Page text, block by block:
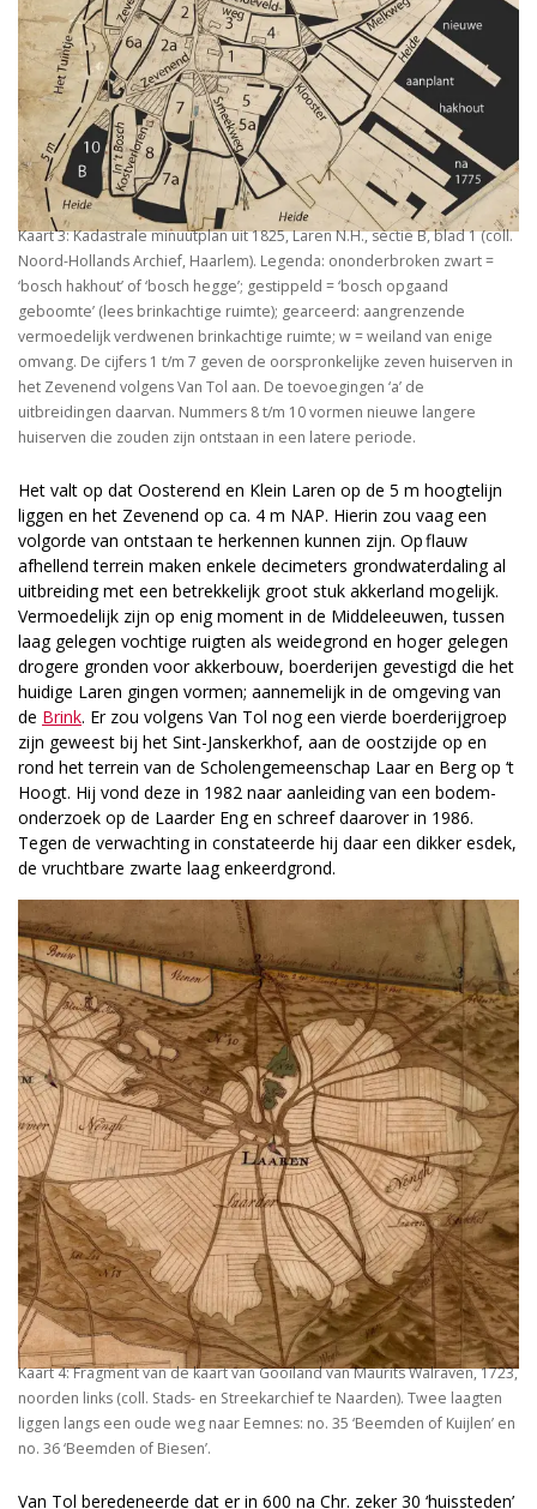
Kaart 3: Kadastrale minuutplan uit 1825, Laren N.H., sectie B, blad 1 (coll.
Noord-Hollands Archief, Haarlem). Legenda: ononderbroken zwart =
‘bosch hakhout’ of ‘bosch hegge’; gestippeld = ‘bosch opgaand
geboomte’ (lees brinkachtige ruimte); gearceerd: aangrenzende
vermoedelijk verdwenen brinkachtige ruimte; w = weiland van enige
omvang. De cijfers 1 t/m 7 geven de oorspronkelijke zeven huiserven in
het Zevenend volgens Van Tol aan. De toevoegingen ‘a’ de
uitbreidingen daarvan. Nummers 8 t/m 10 vormen nieuwe langere
huiserven die zouden zijn ontstaan in een latere periode.
Het valt op dat Oosterend en Klein Laren op de 5 m hoogtelijn
liggen en het Zevenend op ca. 4 m NAP. Hierin zou vaag een
volgorde van ontstaan te herkennen kunnen zijn. Op flauw
afhellend terrein maken enkele decimeters grondwaterdaling al
uitbreiding met een betrekkelijk groot stuk akkerland mogelijk.
Vermoedelijk zijn op enig moment in de Middeleeuwen, tussen
laag gelegen vochtige ruigten als weidegrond en hoger gelegen
drogere gronden voor akkerbouw, boerderijen gevestigd die het
huidige Laren gingen vormen; aannemelijk in de omgeving van
de Brink. Er zou volgens Van Tol nog een vierde boerderijgroep
zijn geweest bij het Sint-Janskerkhof, aan de oostzijde op en
rond het terrein van de Scholengemeenschap Laar en Berg op ‘t
Hoogt. Hij vond deze in 1982 naar aanleiding van een bodem­
onderzoek op de Laarder Eng en schreef daarover in 1986.
Tegen de verwachting in constateerde hij daar een dikker esdek,
de vruchtbare zwarte laag enkeerdgrond.
Kaart 4: Fragment van de kaart van Gooiland van Maurits Walraven, 1723,
noorden links (coll. Stads- en Streekarchief te Naarden). Twee laagten
liggen langs een oude weg naar Eemnes: no. 35 ‘Beemden of Kuijlen’ en
no. 36 ‘Beemden of Biesen’.
Van Tol beredeneerde dat er in 600 na Chr. zeker 30 ‘huissteden’